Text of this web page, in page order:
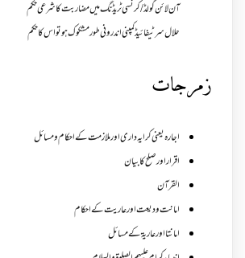
آن لائن گولڈ /کرنسی ٹریڈنگ میں مضاربت کا شرعی حکم
حلال سرٹیفائیڈ کمپنی اندرونی طور مشکوک ہو تو اس کا حکم
زمرجات
اجارہ یعنی کرایہ داری اور ملازمت کے احکام و مسائل
اقرار اور صلح کا بیان
القرآن
امانت ودیعت اورعاریت کے احکام
امانتا اور عاریة کے مسائل